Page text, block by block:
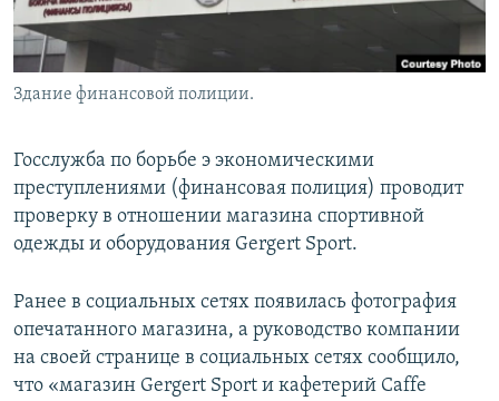
Здание финансовой полиции.
Госслужба по борьбе э экономическими
преступлениями (финансовая полиция) проводит
проверку в отношении магазина спортивной
одежды и оборудования Gergert Sport.
Ранее в социальных сетях появилась фотография
опечатанного магазина, а руководство компании
на своей странице в социальных сетях сообщило,
что «магазин Gergert Sport и кафетерий Caffe